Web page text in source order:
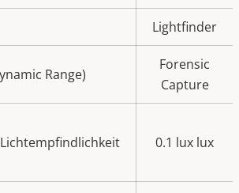
Lightfinder
Range)
Forensic
Capture
0.1 lux lux